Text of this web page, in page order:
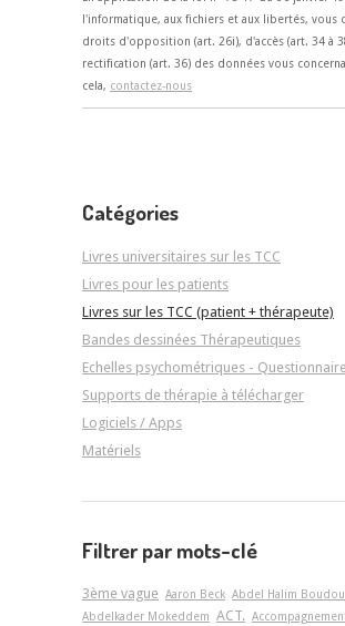
l'informatique, aux fichiers et aux libertés, vous
droits d'opposition (art. 26i), d'accès (art. 34 à
rectification (art. 36) des données vous
cela, contactez-nous
Catégories
Livres universitaires sur les TCC
Livres pour les patients
Livres sur les TCC (patient + thérapeute)
Bandes dessinées Thérapeutiques
Echelles psychométriques -
Supports de thérapie à télécharger
Logiciels / Apps
Matériels
Filtrer par mots-clé
3ème vague Aaron Beck Abdel Halim
Abdelkader Mokeddem ACT.